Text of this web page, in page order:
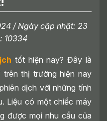
/ Ngày cập nhật: 23
10334
tốt hiện nay? Đây là
thị trường hiện nay
dịch với những tính
Liệu có một chiếc máy
được mọi nhu cầu của